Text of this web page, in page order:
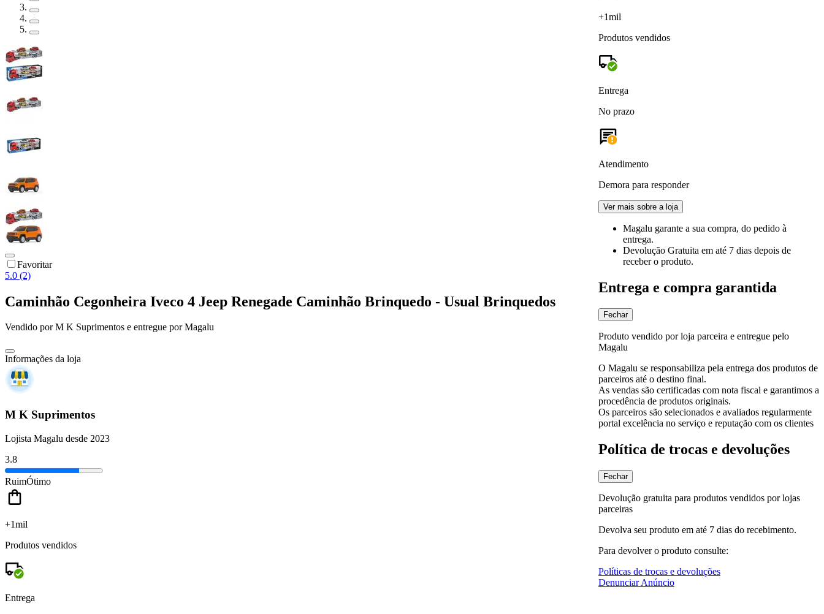
Favoritar
5.0 (2)
Caminhão Cegonheira Iveco 4 Jeep Renegade Caminhão Brinquedo - Usual Brinquedos
Vendido porM K Suprimentos e entregue por Magalu
Informações da loja
M K Suprimentos
Lojista Magalu desde 2023
3.8
RuimÓtimo
+1mil
Produtos vendidos
Entrega
+1mil
Produtos vendidos
Entrega
No prazo
Atendimento
Demora para responder
Ver mais sobre a loja
Magalu garante a sua compra, do pedido à
entrega.
Devolução Gratuita em até 7 dias depois de
receber o produto.
Entrega e compra garantida
Fechar
Produto vendido por loja parceira e entregue pelo
Magalu
O Magalu se responsabiliza pela entrega dos produtos de
parceiros até o destino final.
As vendas são certificadas com nota fiscal e garantimos a
procedência de produtos originais.
Os parceiros são selecionados e avaliados regularmente
portal excelência no serviço e reputação com os clientes
Política de trocas e devoluções
Fechar
Devolução gratuita para produtos vendidos por lojas
parceiras
Devolva seu produto em até 7 dias do recebimento.
Para devolver o produto consulte:
Políticas de trocas e devoluções
Denunciar Anúncio